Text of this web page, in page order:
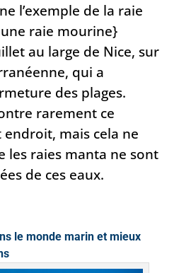
l’exemple de la raie
raie mourine}
au large de Nice, sur
qui a
des plages.
rarement ce
endroit, mais cela ne
les raies manta ne sont
de ces eaux.
le monde marin et mieux